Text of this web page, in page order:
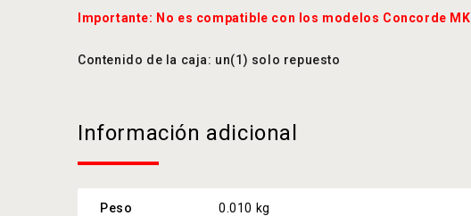
Importante: No es compatible con los modelos Concorde MKI
Contenido de la caja: un(1) solo repuesto
Información adicional
Peso 0.010 kg